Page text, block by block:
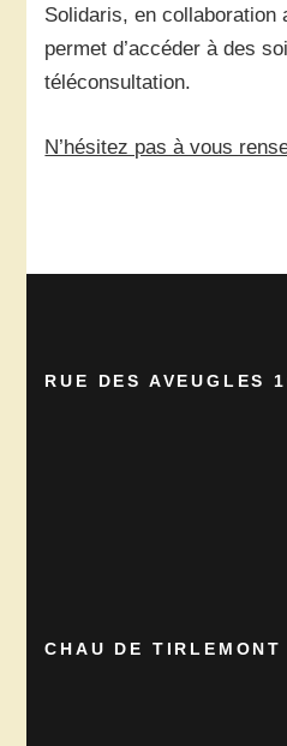
Solidaris, en collaboration
permet d’accéder à des
téléconsultation.
N’hésitez pas à vous
RUE DES AVEUGLES
CHAU DE